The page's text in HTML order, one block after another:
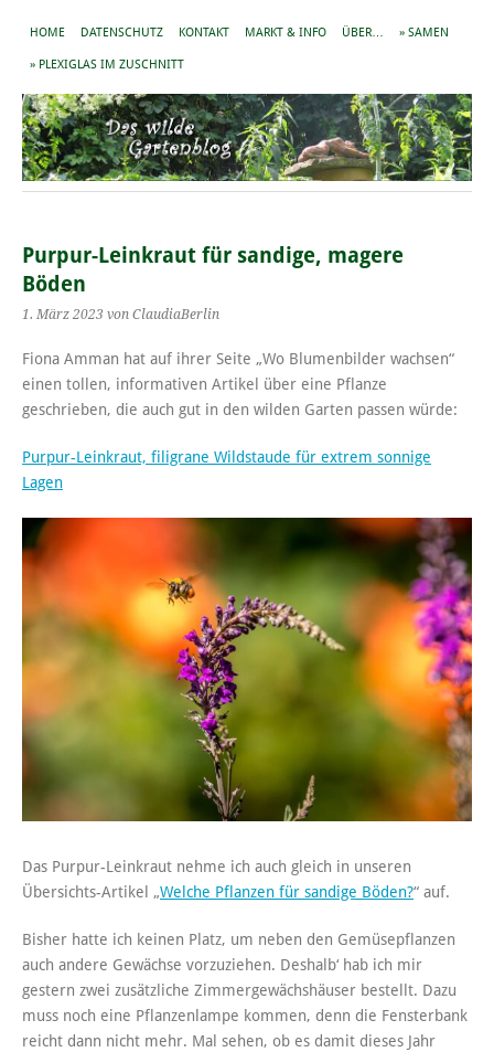
HOME DATENSCHUTZ KONTAKT MARKT & INFO ÜBER… » SAMEN
» PLEXIGLAS IM ZUSCHNITT
Purpur-Leinkraut für sandige, magere
Böden
1. März 2023 von ClaudiaBerlin
Fiona Amman hat auf ihrer Seite „Wo Blumenbilder wachsen“
einen tollen, informativen Artikel über eine Pflanze
geschrieben, die auch gut in den wilden Garten passen würde:
Purpur-Leinkraut, filigrane Wildstaude für extrem sonnige
Lagen
Das Purpur-Leinkraut nehme ich auch gleich in unseren
Übersichts-Artikel „Welche Pflanzen für sandige Böden?“ auf.
Bisher hatte ich keinen Platz, um neben den Gemüsepflanzen
auch andere Gewächse vorzuziehen. Deshalb‘ hab ich mir
gestern zwei zusätzliche Zimmergewächshäuser bestellt. Dazu
muss noch eine Pflanzenlampe kommen, denn die Fensterbank
reicht dann nicht mehr. Mal sehen, ob es damit dieses Jahr